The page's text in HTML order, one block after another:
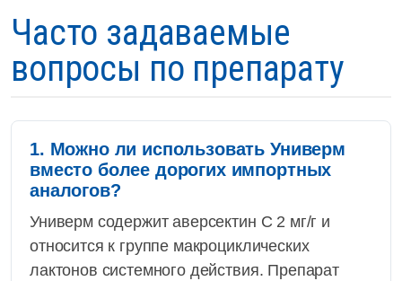
Часто задаваемые
вопросы по препарату
1. Можно ли использовать Универм
вместо более дорогих импортных
аналогов?
Универм содержит аверсектин С 2 мг/г и
относится к группе макроциклических
лактонов системного действия. Препарат